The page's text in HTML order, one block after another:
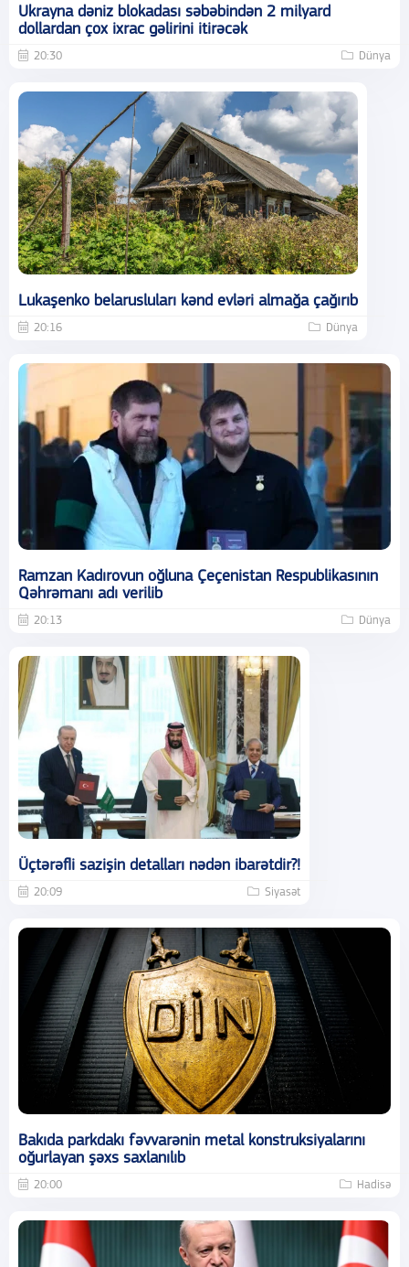
Ukrayna dəniz blokadası səbəbindən 2 milyard
dollardan çox ixrac gəlirini itirəcək
20:30 Dünya
Lukaşenko belarusluları kənd evləri almağa çağırıb
20:16 Dünya
Ramzan Kadırovun oğluna Çeçenistan Respublikasının
Qəhrəmanı adı verilib
20:13 Dünya
Üçtərəfli sazişin detalları nədən ibarətdir?!
20:09 Siyasət
Bakıda parkdakı fəvvarənin metal konstruksiyalarını
oğurlayan şəxs saxlanılıb
20:00 Hadisə